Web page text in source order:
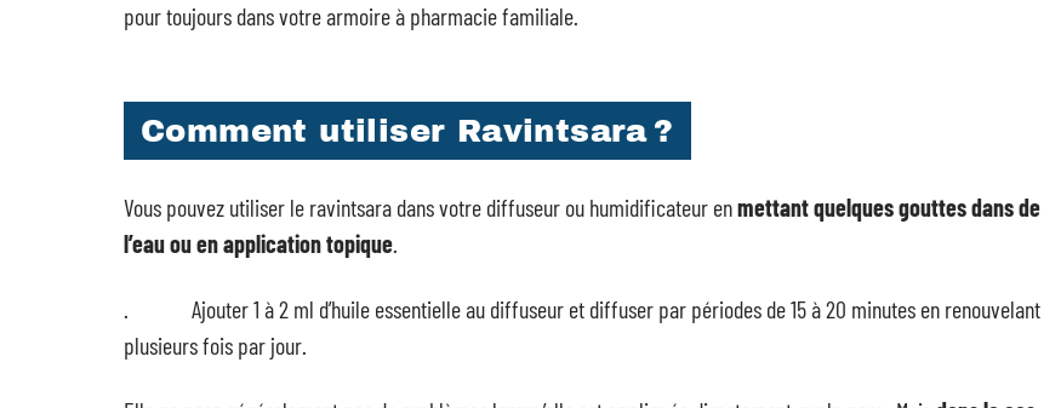
pour toujours dans votre armoire à pharmacie familiale.
Comment utiliser Ravintsara ?
Vous pouvez utiliser le ravintsara dans votre diffuseur ou humidificateur enmettant quelques gouttes dans de
l’eau ou en application topique.
. Ajouter 1 à 2 ml d’huile essentielle au diffuseur et diffuser par périodes de 15 à 20 minutes en renouvelant
plusieurs fois par jour.